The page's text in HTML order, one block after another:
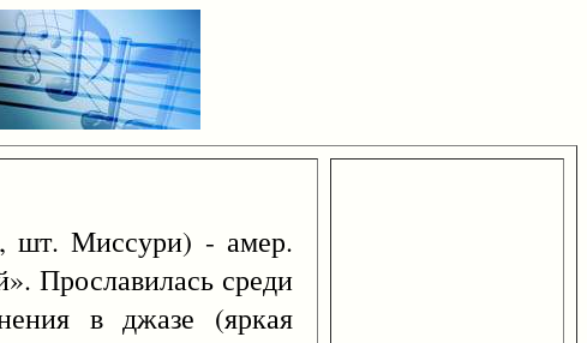
шт. Миссури) - амер.
Прославилась среди
в джазе (яркая